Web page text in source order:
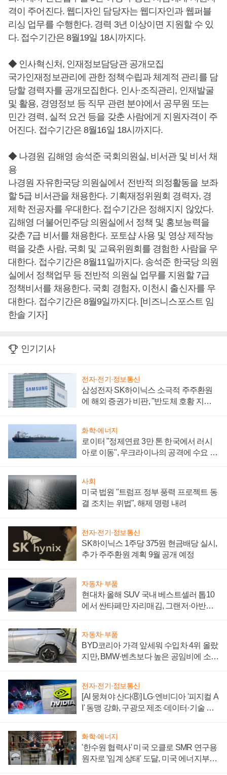
격이 주어진다. 웹디자인 담당자는 웹디자인과 웹퍼블
리싱 업무를 수행한다. 경력 3년 이상이면 지원할 수 있
다. 접수기간은 8월19일 18시까지다.
◆ 인사혁신처, 인재정보담당관 공개모집
국가인재정보관리에 관한 정책수립과 체계적 관리를 담
당할 경력자를 공개모집한다. 인사·조직관리, 인재발굴
및 활용, 경영정보 등 직무 관련 분야에서 공무원 또는
민간 경력, 실적 요건 등을 갖춘 사람에게 지원자격이 주
어진다. 접수기간은 8월16일 18시까지다.
◆ 나경원 김해영 송석준 국회의원실, 비서관 및 비서 채
용
나경원 자유한국당 의원실에서 전반적 의정활동을 보좌
할 5급 비서관을 채용한다. 기획재정위원회 경력자, 경
제학 전공자를 우대한다. 접수기간은 정해지지 않았다.
김해영 더불어민주당 의원실에서 정책 및 홍보능력을
갖춘 7급 비서를 채용한다. 포토샵 사용 및 영상 제작능
력을 갖춘 사람, 국회 및 교육위원회를 경험한 사람을 우
대한다. 접수기간은 8월11일까지다. 송석준 한국당 의원
실에서 정책업무 등 전반적 의원실 업무를 지원할 7급
정책비서를 채용한다. 국회 경험자, 이천시 출신자를 우
대한다. 접수기간은 8월9일까지다. [비즈니스포스트 임
한솔 기자]
인기기사
전자·전기·정보통신
삼성전자 SK하이닉스 소극적 주주환원
에 해외 증권가 비판, "반도체 호황 지속
화학·에너지
로이터 "정제연료 3만 톤 한국에서 러시
아로 이동", 우크라이나의 공격에 수요 늘
사회
미국 법원 "트럼프 정부 풍력 프로젝트 동
결 조치는 위법", 해제 명령 내려
전자·전기·정보통신
SK하이닉스 1주당 375원 현금배당 실시,
추가 주주환원 계획 9월 공개 예정
자동차·부품
현대차 올해 SUV 국내 베스트셀러 톱10
에서 싼타페만 자리매김, 그랜저·아반떼
자동차·부품
BYD코리아 가격 앞세워 수입차 4위 올랐
지만, BMW·벤츠보다 높은 공임비에 소비
전자·전기·정보통신
[AI 뭉쳐야 산다⑧] LG·엔비디아 '피지컬 A
I' 동맹 강화, 구광모 제조·데이터·기술 결
화학·에너지
'한수원 협력사' 미국 오클로 SMR 연구용
원자로 '임계 상태' 도달, 미국 에너지부